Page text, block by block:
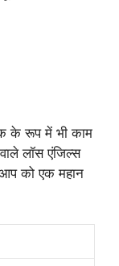
के रूप में भी काम
लॉस एंजिल्स
को एक महान